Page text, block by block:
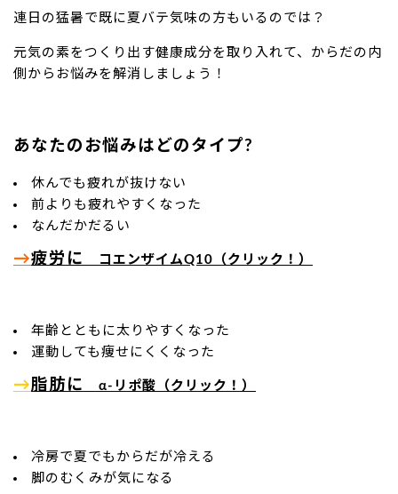
連日の猛暑で既に夏バテ気味の方もいるのでは？
元気の素をつくり出す健康成分を取り入れて、からだの内
側からお悩みを解消しましょう！
あなたのお悩みはどのタイプ?
休んでも疲れが抜けない
前よりも疲れやすくなった
なんだかだるい
→疲労に コエンザイムQ10（クリック！）
年齢とともに太りやすくなった
運動しても痩せにくくなった
→脂肪に α-リポ酸（クリック！）
冷房で夏でもからだが冷える
脚のむくみが気になる